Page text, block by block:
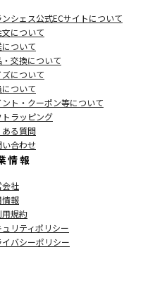
ンシェス公式ECサイトについて
文について
ついて
交換について
について
ついて
ト・クーポン等について
トラッピング
ある質問
い合わせ
情報
会社
情報
用規約
ュリティポリシー
イバシーポリシー